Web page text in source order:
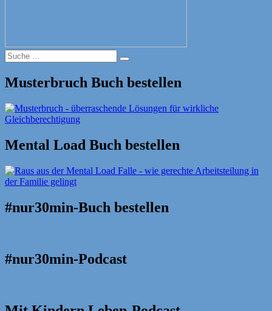
Suche
nach:
Suche
Musterbruch Buch bestellen
Mental Load Buch bestellen
#nur30min-Buch bestellen
#nur30min-Podcast